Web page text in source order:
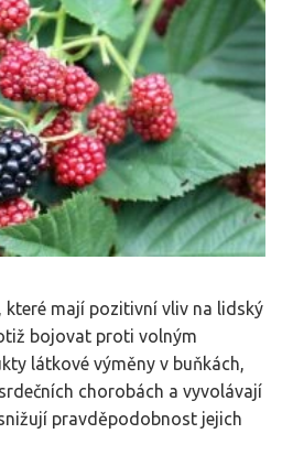
které mají pozitivní vliv na lidský
bojovat proti volným
látkové výměny v buňkách,
chorobách a vyvolávají
pravděpodobnost jejich